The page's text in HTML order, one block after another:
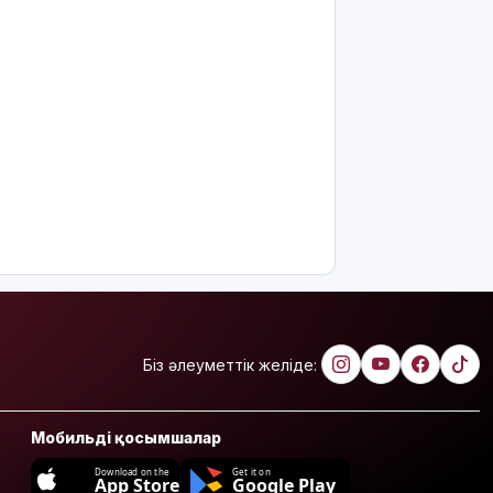
Біз әлеуметтік желіде:
Мобильді қосымшалар
Download on the
App Store
Get it on
Google Play